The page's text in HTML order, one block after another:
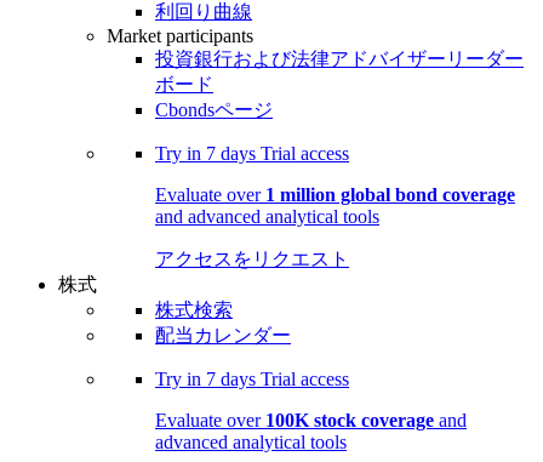
利回り曲線
Market participants
投資銀行および法律アドバイザーリーダー
ボード
Cbondsページ
Try in 7 days Trial access
Evaluate over 1 million global bond coverage
and advanced analytical tools
アクセスをリクエスト
株式
株式検索
配当カレンダー
Try in 7 days Trial access
Evaluate over 100K stock coverage and
advanced analytical tools